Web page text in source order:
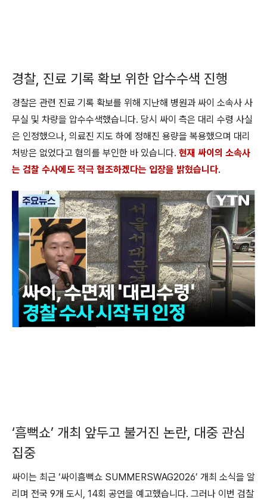
경찰, 진료 기록 확보 위한 압수수색 진행
경찰은 관련 진료 기록 확보를 위해 지난해 병원과 싸이 소속사 사
무실 및 차량을 압수수색했습니다. 당시 싸이 측은 대리 수령 사실
은 인정했으나, 의료진 지도 하에 정해진 용량을 복용했으며 대리
처방은 없었다고 혐의를 부인한 바 있습니다. 현재 싸이의 소속사
는 검찰 수사에도 적극 협조하겠다는 입장을 밝혔습니다.
‘흠뻑쇼’ 개최 앞두고 불거진 논란, 대중 관심
집중
싸이는 최근 ‘싸이흠뻑쇼 SUMMERSWAG2026’ 개최 소식을 알
리며 전국 9개 도시, 14회 공연을 예고했습니다. 그러나 이번 검찰